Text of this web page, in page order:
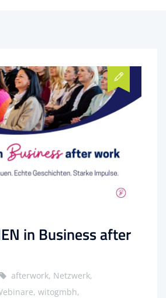
in Business after
afterwork, Netzwerk,
witogmbh,